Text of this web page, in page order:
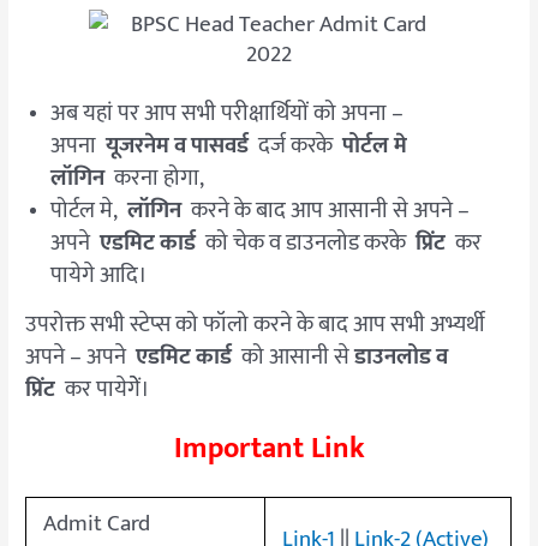
अब यहां पर आप सभी परीक्षार्थियों को अपना –
अपना यूजरनेम व पासवर्डदर्ज करकेपोर्टल मे
लॉगिनकरना होगा,
पोर्टल मे, लॉगिनकरने के बाद आप आसानी से अपने –
अपनेएडमिट कार्डको चेक व डाउनलोड करकेप्रिंट कर
पायेगे आदि।
उपरोक्त सभी स्टेप्स को फॉलो करने के बाद आप सभी अभ्यर्थी
अपने – अपनेएडमिट कार्डको आसानी सेडाउनलोड व
प्रिंट कर पायेगेें।
Important Link
Admit Card